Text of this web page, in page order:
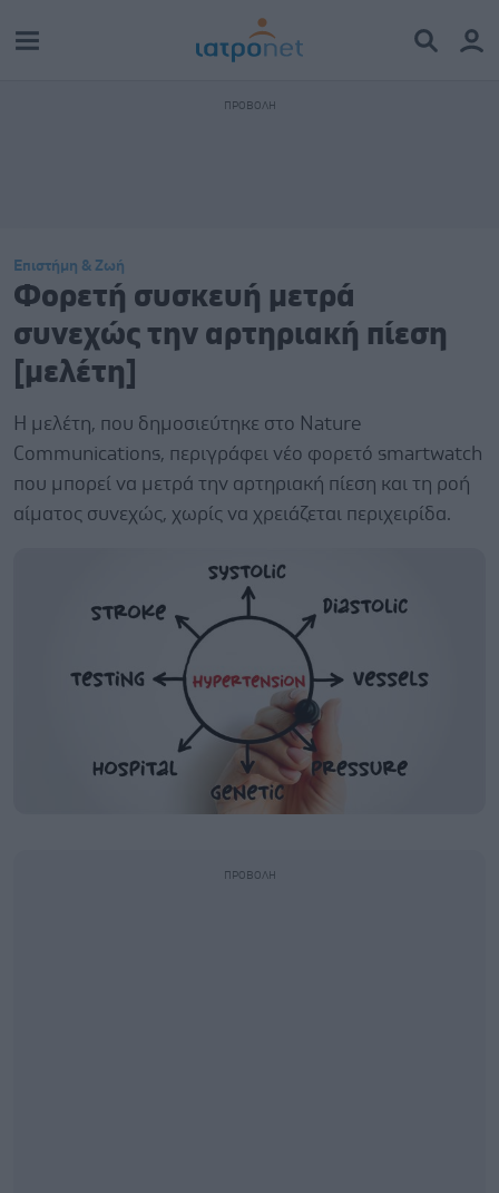
Επιστήμη & Ζωή
Φορετή συσκευή μετρά
συνεχώς την αρτηριακή πίεση
[μελέτη]
Η μελέτη, που δημοσιεύτηκε στο Nature
Communications, περιγράφει νέο φορετό smartwatch
που μπορεί να μετρά την αρτηριακή πίεση και τη ροή
αίματος συνεχώς, χωρίς να χρειάζεται περιχειρίδα.